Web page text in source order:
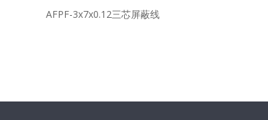
AFPF-3x7x0.12三芯屏蔽线